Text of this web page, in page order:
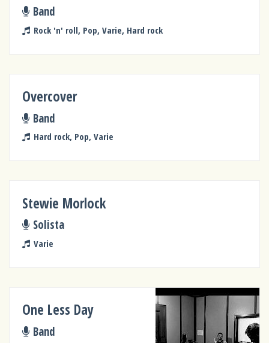
Band
Rock 'n' roll, Pop, Varie, Hard rock
Overcover
Band
Hard rock, Pop, Varie
Stewie Morlock
Solista
Varie
One Less Day
Band